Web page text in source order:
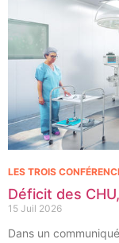
Déficit des
15 Juil 2026
LES TROIS
Dans un